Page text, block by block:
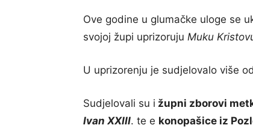
Ove godine u glumačke uloge se
svojoj župi uprizoruju Muku
U uprizorenju je sudjelovalo više
Sudjelovali su i župni zborovi
Ivan XXIII. te e konopašice iz